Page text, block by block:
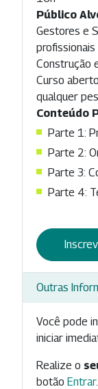
Público
Gestores e
Construção
Curso
qualquer
Conteúdo
Parte 1:
Parte 2:
Parte 3:
Parte 4:
Outras
Você pode
iniciar
Realize o
botão Entrar.